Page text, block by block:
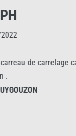
!! le reste
trés